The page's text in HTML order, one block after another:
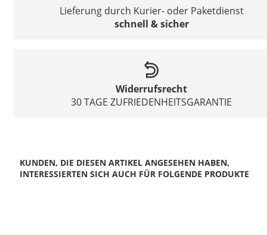
Lieferung durch Kurier- oder Paketdienst
schnell & sicher
Widerrufsrecht
30 TAGE ZUFRIEDENHEITSGARANTIE
KUNDEN, DIE DIESEN ARTIKEL ANGESEHEN HABEN,
INTERESSIERTEN SICH AUCH FÜR FOLGENDE PRODUKTE